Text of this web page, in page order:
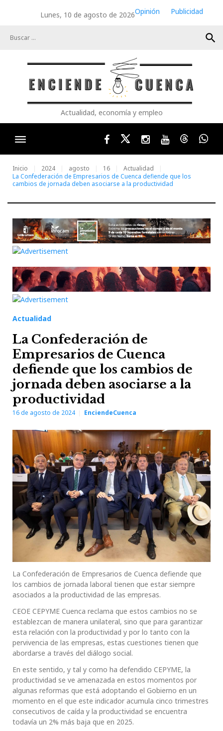
Lunes, 10 de agosto de 2026Opinión
Publicidad
search
Actualidad, economía y empleo
FacebookTwitterInstagram
YoutubeThreads
Inicio 2024 agosto 16
Actualidad
La Confederación de Empresarios de Cuenca defiende que los
cambios de jornada deben asociarse a la productividad
Actualidad
La Confederación de
Empresarios de Cuenca
defiende que los cambios de
jornada deben asociarse a la
productividad
16 de agosto de 2024 EnciendeCuenca
La Confederación de Empresarios de Cuenca defiende que
los cambios de jornada laboral tienen que estar siempre
asociados a la productividad de las empresas.
CEOE CEPYME Cuenca reclama que estos cambios no se
establezcan de manera unilateral, sino que para garantizar
esta relación con la productividad y por lo tanto con la
pervivencia de las empresas, estas cuestiones tienen que
abordarse a través del diálogo social.
En este sentido, y tal y como ha defendido CEPYME, la
productividad se ve amenazada en estos momentos por
algunas reformas que está adoptando el Gobierno en un
momento en el que este indicador acumula cinco trimestres
consecutivos de caída y la productividad se encuentra
todavía un 2% más baja que en 2025.